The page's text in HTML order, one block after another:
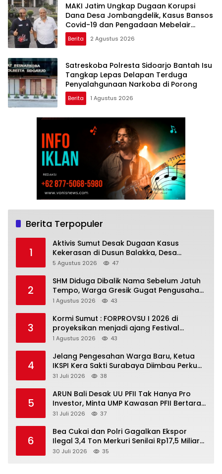
MAKI Jatim Ungkap Dugaan Korupsi
Dana Desa Jombangdelik, Kasus Bansos
Covid-19 dan Pengadaan Mebelair
Segera Dilaporkan ke Kejati Jatim
Berita 2 Agustus 2026
Satreskoba Polresta Sidoarjo Bantah Isu
Tangkap Lepas Delapan Terduga
Penyalahgunaan Narkoba di Porong
Berita 1 Agustus 2026
Berita Terpopuler
1
Aktivis Sumut Desak Dugaan Kasus
Kekerasan di Dusun Balakka, Desa
Gunung Malintang Diusut Tuntas
5 Agustus 2026 47
2
SHM Diduga Dibalik Nama Sebelum Jatuh
Tempo, Warga Gresik Gugat Pengusaha
Rokok dan Somasi Kepala Desa
1 Agustus 2026 43
3
Kormi Sumut : FORPROVSU I 2026 di
proyeksikan menjadi ajang Festival
Olahraga Masyarakat dengan Pegiat
1 Agustus 2026 43
4
Jelang Pengesahan Warga Baru, Ketua
IKSPI Kera Sakti Surabaya Diimbau Perkuat
Pembinaan dan Jaga Kondusivitas
31 Juli 2026 38
5
ARUN Bali Desak UU PFII Tak Hanya Pro
Investor, Minta UMP Kawasan PFII Bertaraf
Internasional
31 Juli 2026 37
6
Bea Cukai dan Polri Gagalkan Ekspor
Ilegal 3,4 Ton Merkuri Senilai Rp17,5 Miliar
di Tanjung Perak, Tujuan Afrika
30 Juli 2026 35